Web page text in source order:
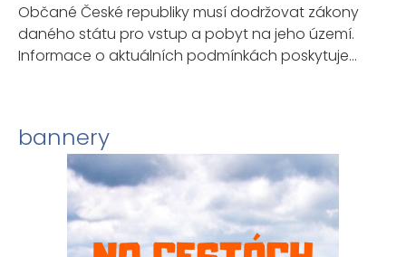
Občané České republiky musí dodržovat zákony
daného státu pro vstup a pobyt na jeho území.
Informace o aktuálních podmínkách poskytuje
cílové země informovali o možných změnách
vstupních a pobytových podmínek.
bannery